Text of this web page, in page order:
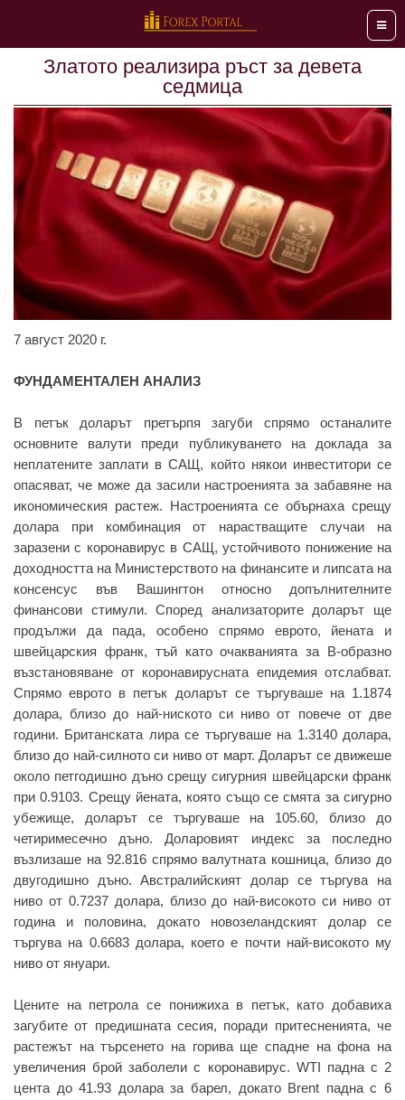
Меню
Златото реализира ръст за девета
седмица
7 август 2020 г.
ФУНДАМЕНТАЛЕН АНАЛИЗ
В петък доларът претърпя загуби спрямо останалите
основните валути преди публикуването на доклада за
неплатените заплати в САЩ, който някои инвеститори се
опасяват, че може да засили настроенията за забавяне на
икономическия растеж. Настроенията се обърнаха срещу
долара при комбинация от нарастващите случаи на
заразени с коронавирус в САЩ, устойчивото понижение на
доходността на Министерството на финансите и липсата на
консенсус във Вашингтон относно допълнителните
финансови стимули. Според анализаторите доларът ще
продължи да пада, особено спрямо еврото, йената и
швейцарския франк, тъй като очакванията за В-образно
възстановяване от коронавирусната епидемия отслабват.
Спрямо еврото в петък доларът се търгуваше на 1.1874
долара, близо до най-ниското си ниво от повече от две
години. Британската лира се търгуваше на 1.3140 долара,
близо до най-силното си ниво от март. Доларът се движеше
около петгодишно дъно срещу сигурния швейцарски франк
при 0.9103. Срещу йената, която също се смята за сигурно
убежище, доларът се търгуваше на 105.60, близо до
четиримесечно дъно. Доларовият индекс за последно
възлизаше на 92.816 спрямо валутната кошница, близо до
двугодишно дъно. Австралийският долар се търгува на
ниво от 0.7237 долара, близо до най-високото си ниво от
година и половина, докато новозеландският долар се
търгува на 0.6683 долара, което е почти най-високото му
ниво от януари.
Цените на петрола се понижиха в петък, като добавиха
загубите от предишната сесия, поради притесненията, че
растежът на търсенето на горива ще спадне на фона на
увеличения брой заболели с коронавирус. WTI падна с 2
цента до 41.93 долара за барел, докато Brent падна с 6